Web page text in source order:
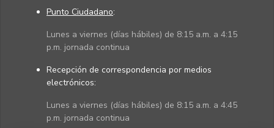
Punto Ciudadano:
Lunes a viernes (días hábiles) de 8:15 a.m. a 4:15
p.m. jornada continua
Recepción de correspondencia por medios
electrónicos:
Lunes a viernes (días hábiles) de 8:15 a.m. a 4:45
p.m. jornada continua